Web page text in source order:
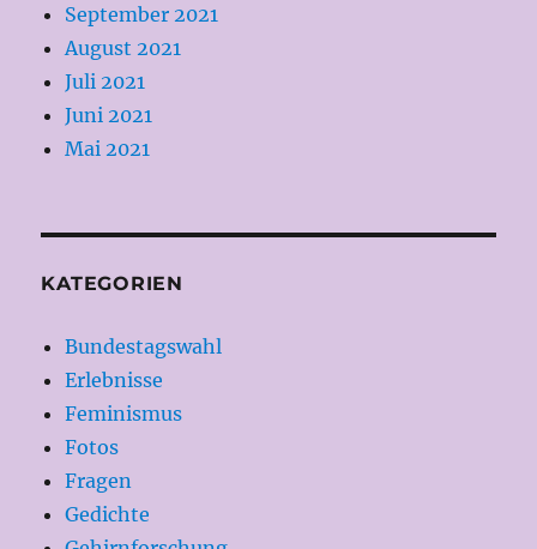
September 2021
August 2021
Juli 2021
Juni 2021
Mai 2021
KATEGORIEN
Bundestagswahl
Erlebnisse
Feminismus
Fotos
Fragen
Gedichte